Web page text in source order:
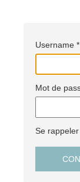
Username *
Mot de
Se